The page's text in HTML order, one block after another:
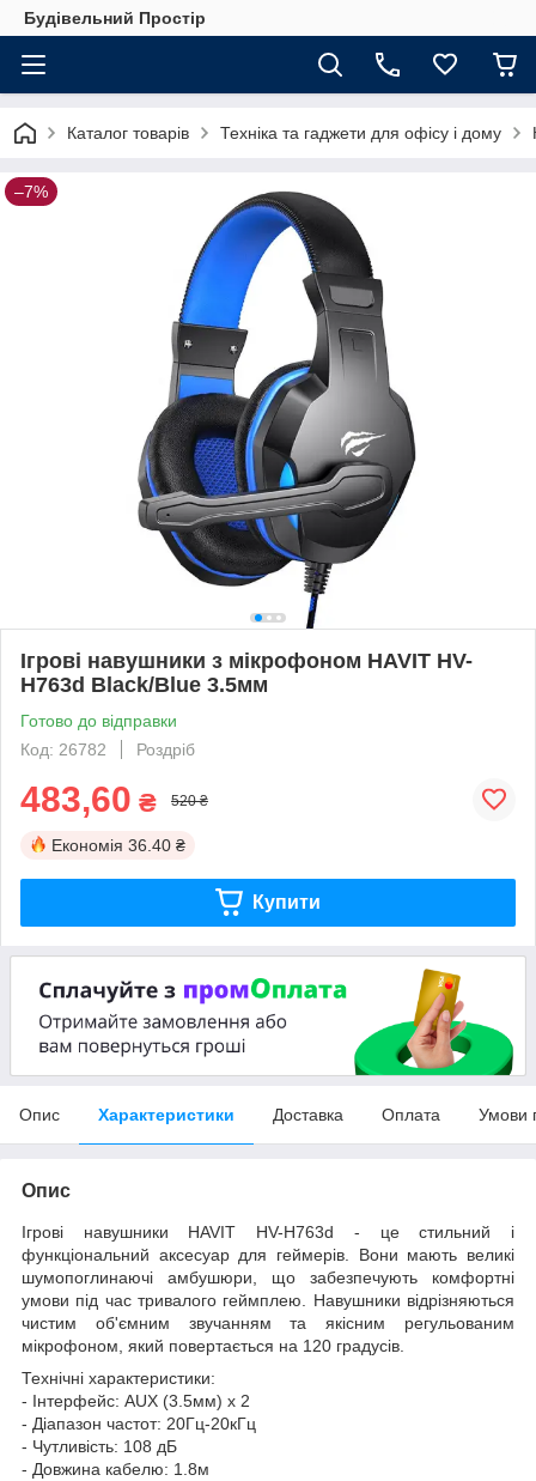
Будівельний Простір
Каталог товарів Техніка та гаджети для офісу і дому
–7%
Ігрові навушники з мікрофоном HAVIT HV-
H763d Black/Blue 3.5мм
Готово до відправки
Код: 26782
Роздріб
483,60 ₴ 520 ₴
Економія 36.40 ₴
Купити
Опис Характеристики Доставка Оплата Умови
Опис
Ігрові навушники HAVIT HV-H763d - це стильний і
функціональний аксесуар для геймерів. Вони мають великі
шумопоглинаючі амбушюри, що забезпечують комфортні
умови під час тривалого геймплею. Навушники відрізняються
чистим об'ємним звучанням та якісним регульованим
мікрофоном, який повертається на 120 градусів.
Технічні характеристики:
- Інтерфейс: AUX (3.5мм) х 2
- Діапазон частот: 20Гц-20кГц
- Чутливість: 108 дБ
- Довжина кабелю: 1.8м